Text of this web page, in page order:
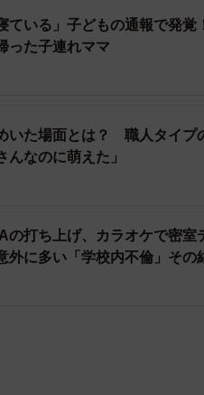
お部屋に財布の忘れ物あっ
といたら5分後に親父と、自
オを見たのだけど、その家
って、無言のままその日は
願ってる。」
んが来てざわついた事があ
あるある"が寄せられている。
ている」子どもの通報で発
った子連れママ
いた場面とは？ 職人タイプ
んなのに萌えた」
の打ち上げ、カラオケで密
に多い「学校内不倫」その